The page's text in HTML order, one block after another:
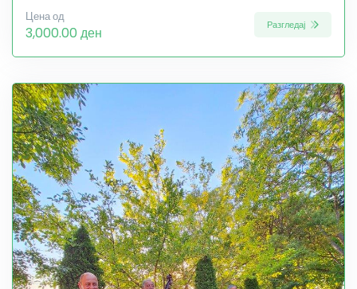
Цена од
3,000.00 ден Разгледај